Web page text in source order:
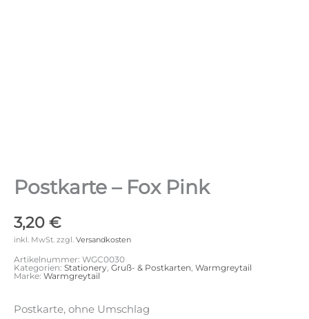
Postkarte – Fox Pink
3,20 €
inkl. MwSt. zzgl. Versandkosten
Artikelnummer: WGC0030
Kategorien: Stationery Gruß- & Postkarten Warmgreytail
Marke: Warmgreytail
Postkarte, ohne Umschlag